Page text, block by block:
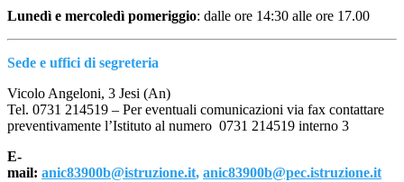
Lunedì e mercoledì pomeriggio: dalle ore 14:30 alle ore 17.00
Sede e uffici di segreteria
Vicolo Angeloni, 3 Jesi (An)
Tel. 0731 214519 – Per eventuali comunicazioni via fax contattare
preventivamente l’Istituto al numero 0731 214519 interno 3
E-
mail: anic83900b@istruzione.it, anic83900b@pec.istruzione.it